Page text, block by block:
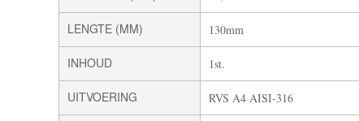
LENGTE (MM) 130mm
INHOUD 1st.
UITVOERING RVS A4 AISI-316